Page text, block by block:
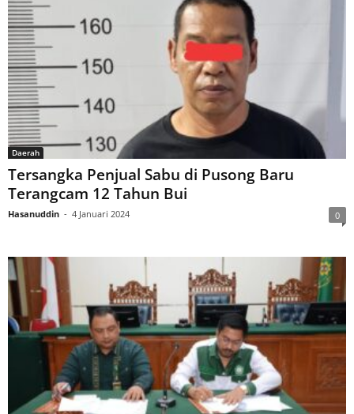
Daerah
Tersangka Penjual Sabu di Pusong Baru
Terangcam 12 Tahun Bui
Hasanuddin - 4 Januari 2024 0